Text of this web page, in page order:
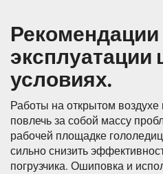
Рекомендации
эксплуатации
условиях.
Работы на открытом воздухе
повлечь за собой массу
рабочей площадке
сильно снизить
погрузчика. Ошиповка и